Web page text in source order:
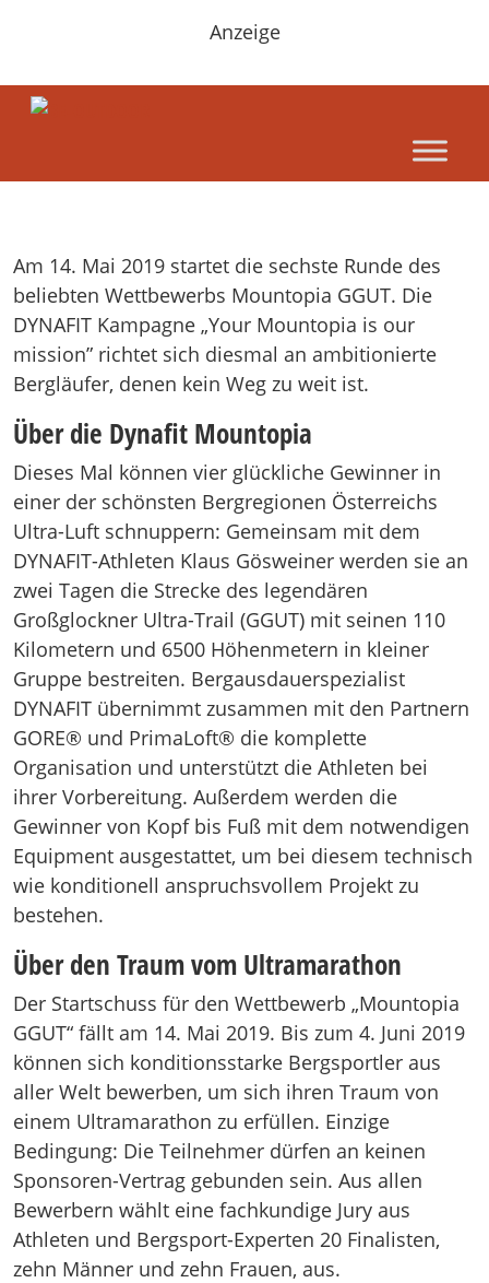
Anzeige
Am 14. Mai 2019 startet die sechste Runde des
beliebten Wettbewerbs Mountopia GGUT. Die
DYNAFIT Kampagne „Your Mountopia is our
mission” richtet sich diesmal an ambitionierte
Bergläufer, denen kein Weg zu weit ist.
Über die Dynafit Mountopia
Dieses Mal können vier glückliche Gewinner in
einer der schönsten Bergregionen Österreichs
Ultra-Luft schnuppern: Gemeinsam mit dem
DYNAFIT-Athleten Klaus Gösweiner werden sie an
zwei Tagen die Strecke des legendären
Großglockner Ultra-Trail (GGUT) mit seinen 110
Kilometern und 6500 Höhenmetern in kleiner
Gruppe bestreiten. Bergausdauerspezialist
DYNAFIT übernimmt zusammen mit den Partnern
GORE® und PrimaLoft® die komplette
Organisation und unterstützt die Athleten bei
ihrer Vorbereitung. Außerdem werden die
Gewinner von Kopf bis Fuß mit dem notwendigen
Equipment ausgestattet, um bei diesem technisch
wie konditionell anspruchsvollem Projekt zu
bestehen.
Über den Traum vom Ultramarathon
Der Startschuss für den Wettbewerb „Mountopia
GGUT“ fällt am 14. Mai 2019. Bis zum 4. Juni 2019
können sich konditionsstarke Bergsportler aus
aller Welt bewerben, um sich ihren Traum von
einem Ultramarathon zu erfüllen. Einzige
Bedingung: Die Teilnehmer dürfen an keinen
Sponsoren-Vertrag gebunden sein. Aus allen
Bewerbern wählt eine fachkundige Jury aus
Athleten und Bergsport-Experten 20 Finalisten,
zehn Männer und zehn Frauen, aus.